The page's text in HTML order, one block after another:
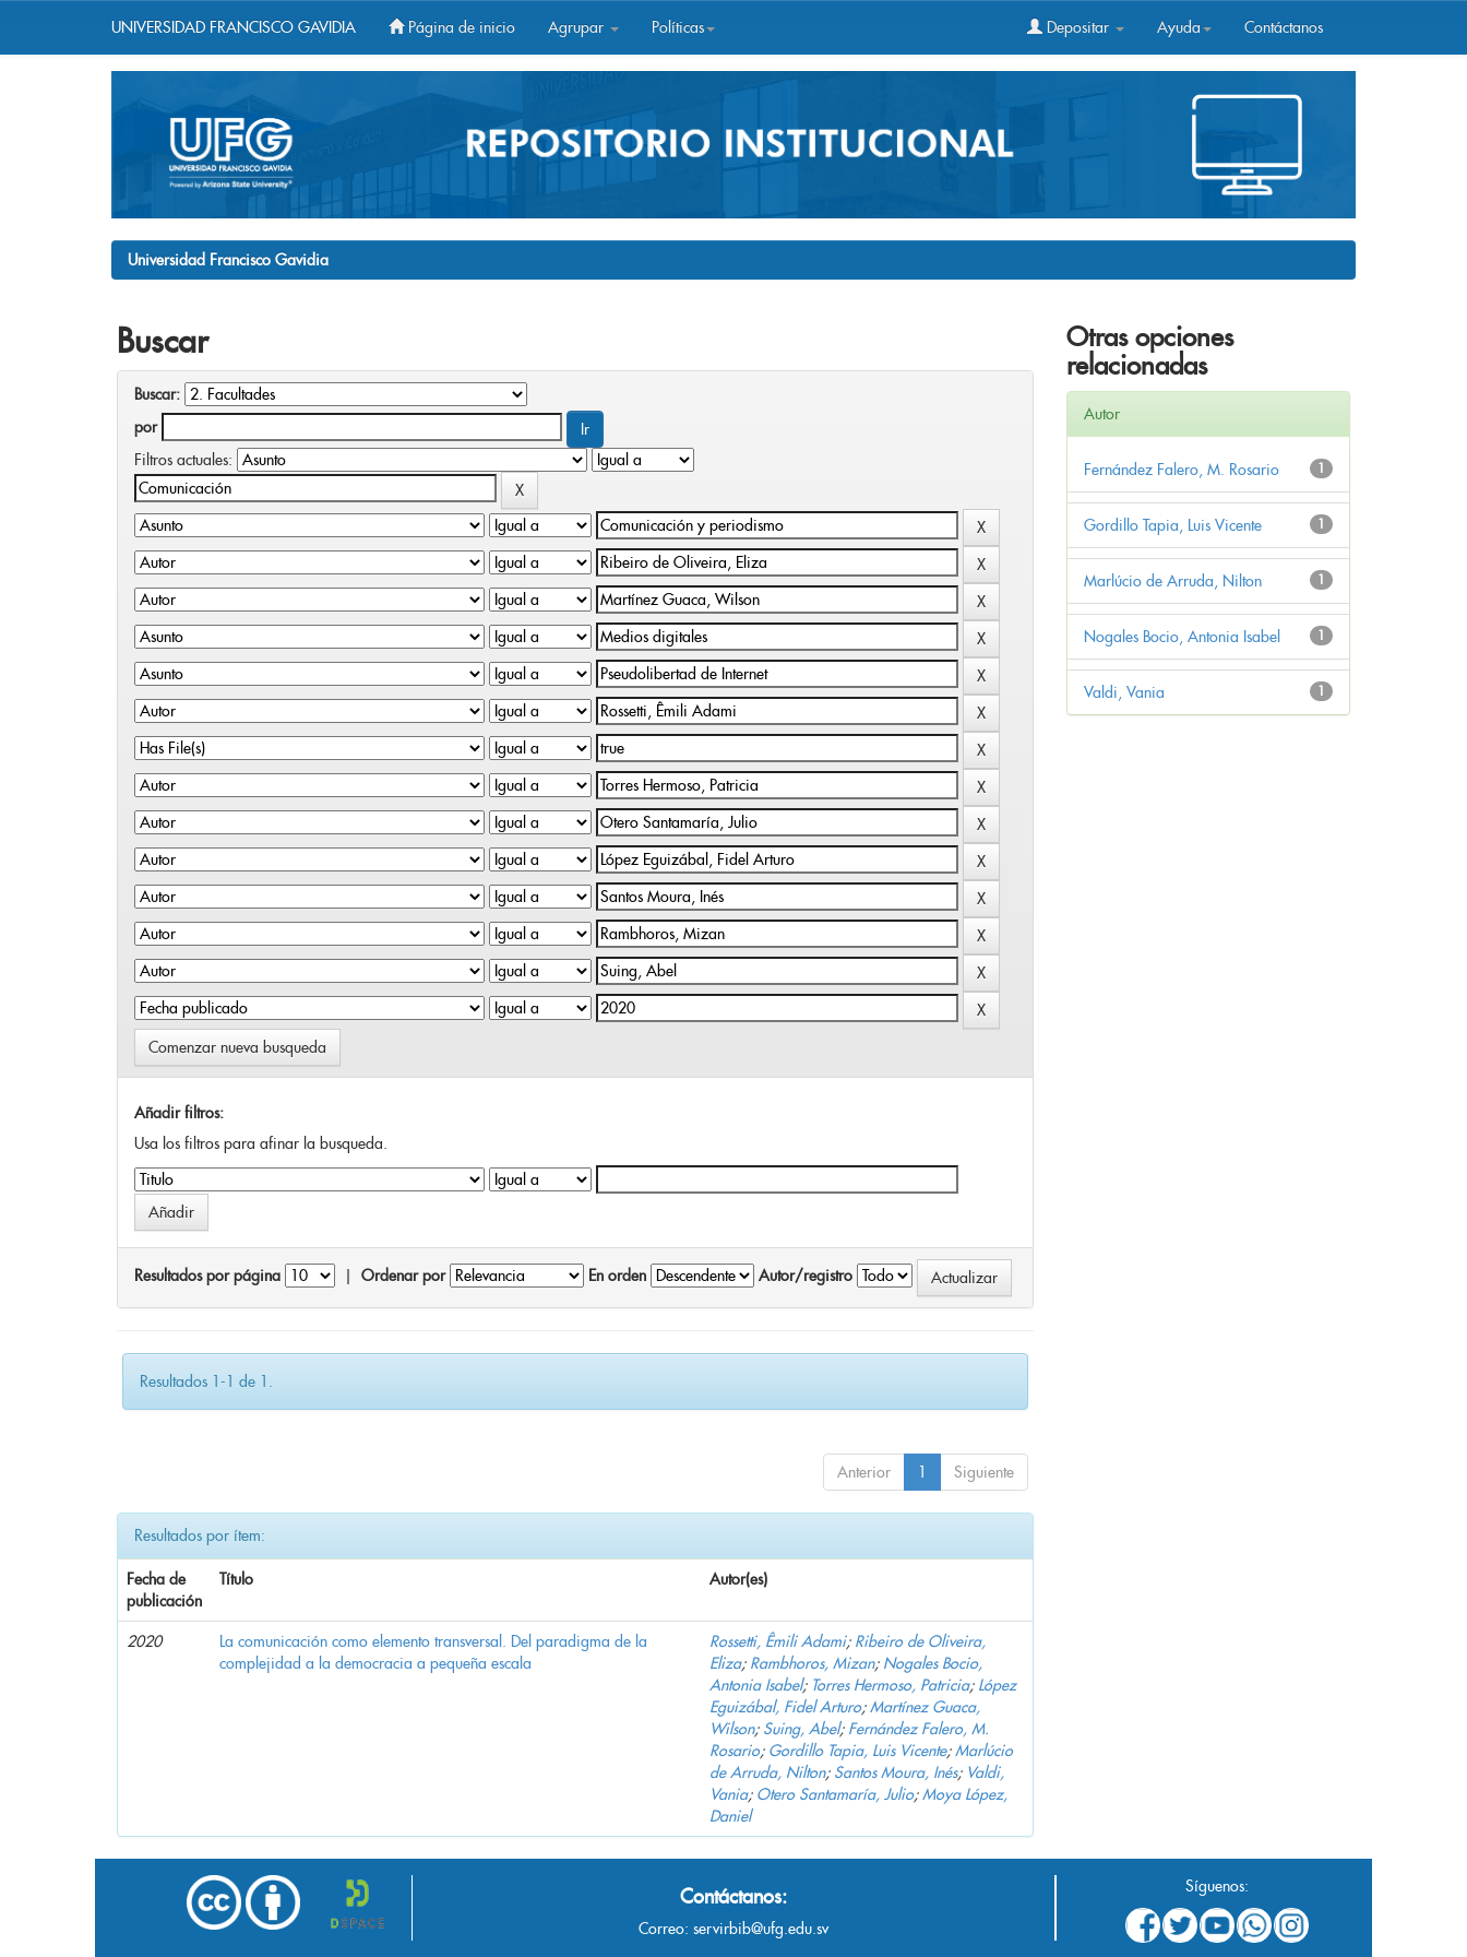
UNIVERSIDAD FRANCISCO GAVIDIA Página de inicio Agrupar Políticas Depositar Ayuda Contáctanos
Universidad Francisco Gavidia
Buscar
Buscar:
por
Filtros actuales:
Comenzar nueva busqueda
Añadir filtros:
Usa los filtros para afinar la busqueda.
Resultados por página Ordenar por En orden Autor/registro
Resultados 1-1 de 1.
Anterior 1 Siguiente
Resultados por ítem:
Fecha de
publicación
Título Autor(es)
2020
La comunicación como elemento transversal. Del paradigma de la
complejidad a la democracia a pequeña escala
Rossetti, Êmili Adami; Ribeiro de Oliveira,
Eliza; Rambhoros, Mizan; Nogales Bocio,
Antonia Isabel; Torres Hermoso, Patricia; López
Eguizábal, Fidel Arturo;Martínez Guaca,
Wilson; Suing, Abel; Fernández Falero, M.
Rosario; Gordillo Tapia, Luis Vicente;Marlúcio
de Arruda, Nilton; Santos Moura, Inés; Valdi,
Vania; Otero Santamaría, Julio;Moya López,
Daniel
Otras opciones
relacionadas
Autor
1
Fernández Falero, M. Rosario
1
Gordillo Tapia, Luis Vicente
1
Marlúcio de Arruda, Nilton
1
Nogales Bocio, Antonia Isabel
1
Valdi, Vania
Contáctanos:
Correo: servirbib@ufg.edu.sv
Síguenos: